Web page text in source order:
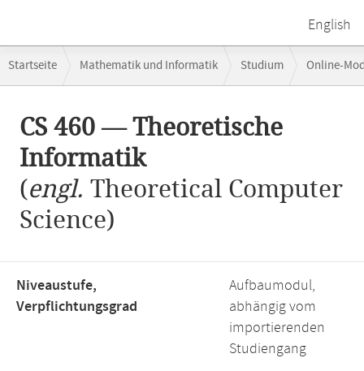
English
Navigation
Startseite Mathematik und Informatik Studium Online-
CS 460 — Theoretische
Informatik
(engl. Theoretical Computer
Science)
Niveaustufe,
Verpflichtungsgrad
Aufbaumodul,
abhängig vom
importierenden
Studiengang